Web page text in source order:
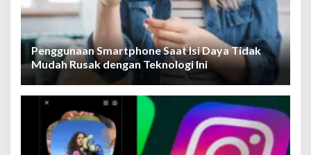
Penggunaan Smartphone Saat Isi Daya Tidak
Mudah Rusak dengan Teknologi Ini